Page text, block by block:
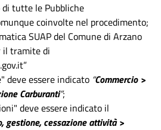
tutte le Pubbliche
coinvolte nel procedimento;
SUAP del Comune di Arzano
il tramite di
deve essere indicato “Commercio >
Carburanti”;
deve essere indicato il
gestione, cessazione attività >